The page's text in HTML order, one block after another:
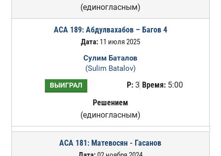
(единогласным)
ACA 189: Абдулвахабов – Багов 4
Дата:11 июля 2025
Сулим Баталов
(Sulim Batalov)
ВЫИГРАЛ Р:3 Время:5:00
Решением
(единогласным)
ACA 181: Матевосян - Гасанов